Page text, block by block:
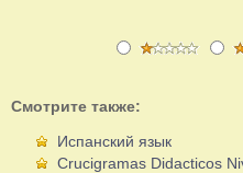
Смотрите также:
Испанский язык
Crucigramas Didacticos